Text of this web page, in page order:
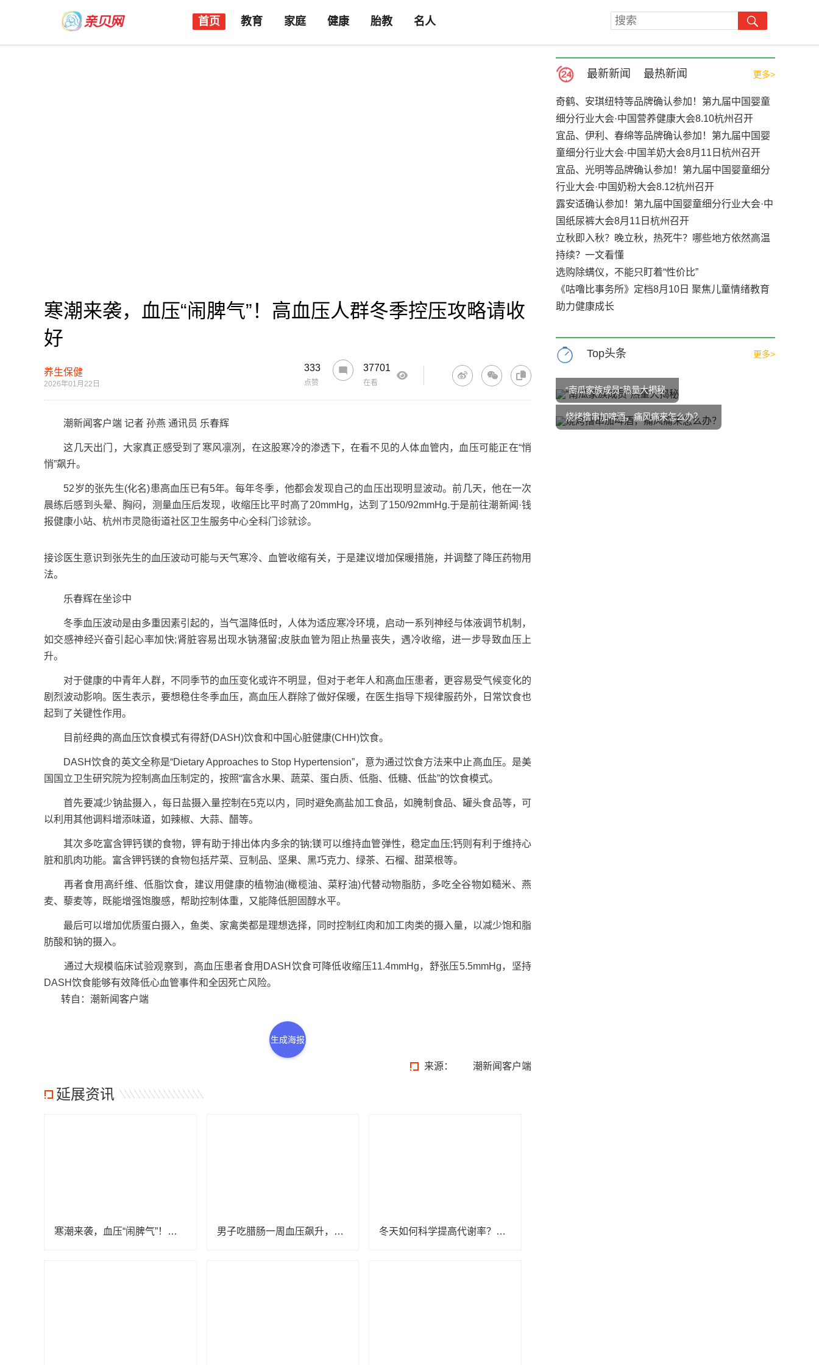
首页 教育 家庭 健康 胎教 名人
寒潮来袭，血压“闹脾气”！高血压人群冬季控压攻略请收
好
养生保健
2026年01月22日
333
点赞
37701
在看
潮新闻客户端 记者 孙燕 通讯员 乐春辉
这几天出门，大家真正感受到了寒风凛冽，在这股寒冷的渗透下，在看不见的人体血管内，血压可能正在“悄
悄”飙升。
52岁的张先生(化名)患高血压已有5年。每年冬季，他都会发现自己的血压出现明显波动。前几天，他在一次
晨练后感到头晕、胸闷，测量血压后发现，收缩压比平时高了20mmHg，达到了150/92mmHg.于是前往潮新闻·钱
报健康小站、杭州市灵隐街道社区卫生服务中心全科门诊就诊。
接诊医生意识到张先生的血压波动可能与天气寒冷、血管收缩有关，于是建议增加保暖措施，并调整了降压药物用
法。
乐春辉在坐诊中
冬季血压波动是由多重因素引起的，当气温降低时，人体为适应寒冷环境，启动一系列神经与体液调节机制，
如交感神经兴奋引起心率加快;肾脏容易出现水钠潴留;皮肤血管为阻止热量丧失，遇冷收缩，进一步导致血压上
升。
对于健康的中青年人群，不同季节的血压变化或许不明显，但对于老年人和高血压患者，更容易受气候变化的
剧烈波动影响。医生表示，要想稳住冬季血压，高血压人群除了做好保暖，在医生指导下规律服药外，日常饮食也
起到了关键性作用。
目前经典的高血压饮食模式有得舒(DASH)饮食和中国心脏健康(CHH)饮食。
DASH饮食的英文全称是“Dietary Approaches to Stop Hypertension”，意为通过饮食方法来中止高血压。是美
国国立卫生研究院为控制高血压制定的，按照“富含水果、蔬菜、蛋白质、低脂、低糖、低盐”的饮食模式。
首先要减少钠盐摄入，每日盐摄入量控制在5克以内，同时避免高盐加工食品，如腌制食品、罐头食品等，可
以利用其他调料增添味道，如辣椒、大蒜、醋等。
其次多吃富含钾钙镁的食物，钾有助于排出体内多余的钠;镁可以维持血管弹性，稳定血压;钙则有利于维持心
脏和肌肉功能。富含钾钙镁的食物包括芹菜、豆制品、坚果、黑巧克力、绿茶、石榴、甜菜根等。
再者食用高纤维、低脂饮食，建议用健康的植物油(橄榄油、菜籽油)代替动物脂肪，多吃全谷物如糙米、燕
麦、藜麦等，既能增强饱腹感，帮助控制体重，又能降低胆固醇水平。
最后可以增加优质蛋白摄入，鱼类、家禽类都是理想选择，同时控制红肉和加工肉类的摄入量，以减少饱和脂
肪酸和钠的摄入。
通过大规模临床试验观察到，高血压患者食用DASH饮食可降低收缩压11.4mmHg，舒张压5.5mmHg，坚持
DASH饮食能够有效降低心血管事件和全因死亡风险。
转自：潮新闻客户端
生成海报
来源： 潮新闻客户端
延展资讯
寒潮来袭，血压“闹脾气”！高血压人群冬季控压攻略请收好 男子吃腊肠一周血压飙升，冬季饮食当心“隐形盐” 冬天如何科学提高代谢率？饮食、运动和睡眠样样都有用
最新新闻 最热新闻 更多>
奇鹤、安琪纽特等品牌确认参加！第九届中国婴童
细分行业大会·中国营养健康大会8.10杭州召开
宜品、伊利、春绵等品牌确认参加！第九届中国婴
童细分行业大会·中国羊奶大会8月11日杭州召开
宜品、光明等品牌确认参加！第九届中国婴童细分
行业大会·中国奶粉大会8.12杭州召开
露安适确认参加！第九届中国婴童细分行业大会·中
国纸尿裤大会8月11日杭州召开
立秋即入秋？晚立秋，热死牛？哪些地方依然高温
持续？一文看懂
选购除螨仪，不能只盯着“性价比”
《咕噜比事务所》定档8月10日 聚焦儿童情绪教育
助力健康成长
Top头条 更多>
“南瓜家族成员”热量大揭秘
烧烤撸串加啤酒，痛风痛来怎么办？